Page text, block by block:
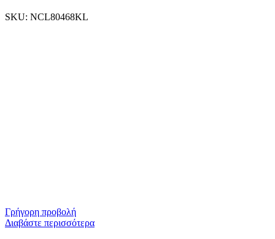
SKU: NCL80468KL
Γρήγορη προβολή
Διαβάστε περισσότερα